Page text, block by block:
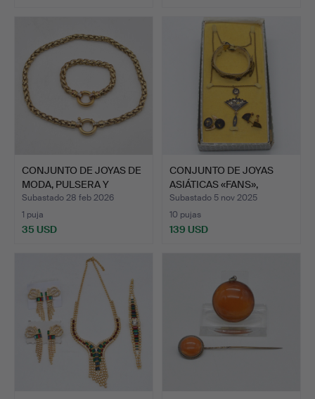
CONJUNTO DE JOYAS DE
MODA, PULSERA Y
COLLA…
Subastado 28 feb 2026
1 puja
35 USD
CONJUNTO DE JOYAS
ASIÁTICAS «FANS»,
DAMASC…
Subastado 5 nov 2025
10 pujas
139 USD